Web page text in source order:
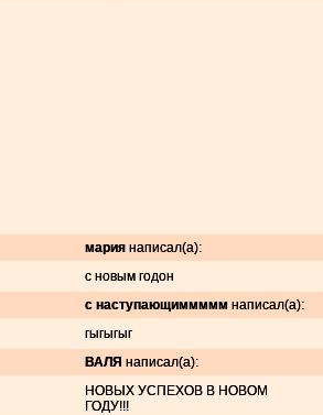
мария написал(а):
с новым годон
c наступающиммммм написал(а):
гыгыгыг
ВАЛЯ написал(а):
НОВЫХ УСПЕХОВ В НОВОМ
ГОДУ!!!